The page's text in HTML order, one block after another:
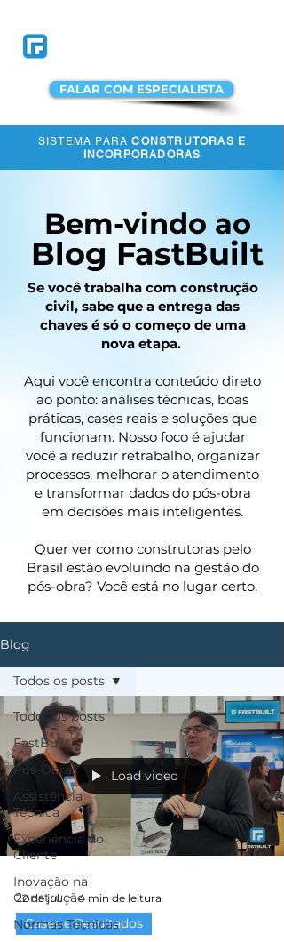
FALAR COM ESPECIALISTA
ACESSAR A
SISTEMA PARACONSTRUTORAS E
INCORPORADORAS
Bem-vindo ao
Blog FastBuilt
Se você trabalha com construção
civil, sabe que a entrega das
chaves é só o começo de uma
nova etapa.
Aqui você encontra conteúdo direto
ao ponto: análises técnicas, boas
práticas, cases reais e soluções que
funcionam. Nosso foco é ajudar
você a reduzir retrabalho, organizar
processos, melhorar o atendimento
e transformar dados do pós-obra
em decisões mais inteligentes.
Quer ver como construtoras pelo
Brasil estão evoluindo na gestão do
pós-obra? Você está no lugar certo.
Blog
Todos os posts
FastBuilt
Pós-Obras
Assistência
Técnica
Experiência do
Cliente
Inovação na
Construção
Normas Técnicas
Todos os posts
Load video
22 de jul. 4 min de leitura
Cases e Resultados